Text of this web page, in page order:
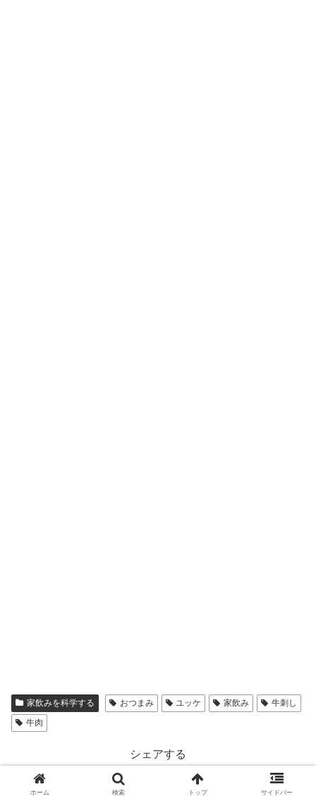
家飲みを科学する おつまみ ユッケ 家飲み
牛刺し
牛肉
シェアする
はてブ
ホーム 検索 トップ サイドバー